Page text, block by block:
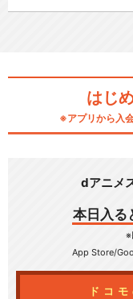
はじ
※アプリから入
dアニメ
本日入る
※
App Store/
ドコ